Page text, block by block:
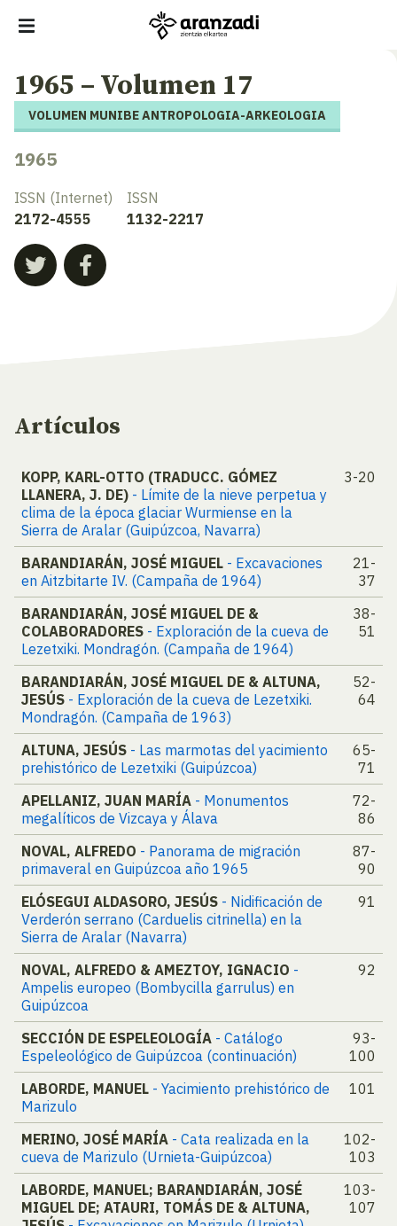
1965 – Volumen 17
VOLUMEN MUNIBE ANTROPOLOGIA-ARKEOLOGIA
1965
ISSN (Internet)
2172-4555
ISSN
1132-2217
Artículos
KOPP, KARL-OTTO (TRADUCC. GÓMEZ
LLANERA, J. DE) - Límite de la nieve perpetua y
clima de la época glaciar Wurmiense en la
Sierra de Aralar (Guipúzcoa, Navarra)
3-20
BARANDIARÁN, JOSÉ MIGUEL - Excavaciones
en Aitzbitarte IV. (Campaña de 1964)
21-
37
BARANDIARÁN, JOSÉ MIGUEL DE &
COLABORADORES - Exploración de la cueva de
Lezetxiki. Mondragón. (Campaña de 1964)
38-
51
BARANDIARÁN, JOSÉ MIGUEL DE & ALTUNA,
JESÚS - Exploración de la cueva de Lezetxiki.
Mondragón. (Campaña de 1963)
52-
64
ALTUNA, JESÚS - Las marmotas del yacimiento
prehistórico de Lezetxiki (Guipúzcoa)
65-
71
APELLANIZ, JUAN MARÍA - Monumentos
megalíticos de Vizcaya y Álava
72-
86
NOVAL, ALFREDO - Panorama de migración
primaveral en Guipúzcoa año 1965
87-
90
ELÓSEGUI ALDASORO, JESÚS - Nidificación de
Verderón serrano (Carduelis citrinella) en la
Sierra de Aralar (Navarra)
91
NOVAL, ALFREDO & AMEZTOY, IGNACIO -
Ampelis europeo (Bombycilla garrulus) en
Guipúzcoa
92
SECCIÓN DE ESPELEOLOGÍA - Catálogo
Espeleológico de Guipúzcoa (continuación)
93-
100
LABORDE, MANUEL - Yacimiento prehistórico de
Marizulo
101
MERINO, JOSÉ MARÍA - Cata realizada en la
cueva de Marizulo (Urnieta-Guipúzcoa)
102-
103
LABORDE, MANUEL; BARANDIARÁN, JOSÉ
MIGUEL DE; ATAURI, TOMÁS DE & ALTUNA,
103-
107